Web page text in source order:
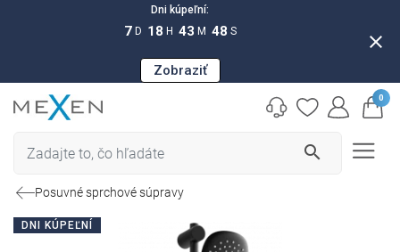
Dni kúpeľní:
7 D 18 H 43 M 47 S
Zobraziť
close
search
0
Posuvné sprchové súpravy
DNI KÚPEĽNÍ